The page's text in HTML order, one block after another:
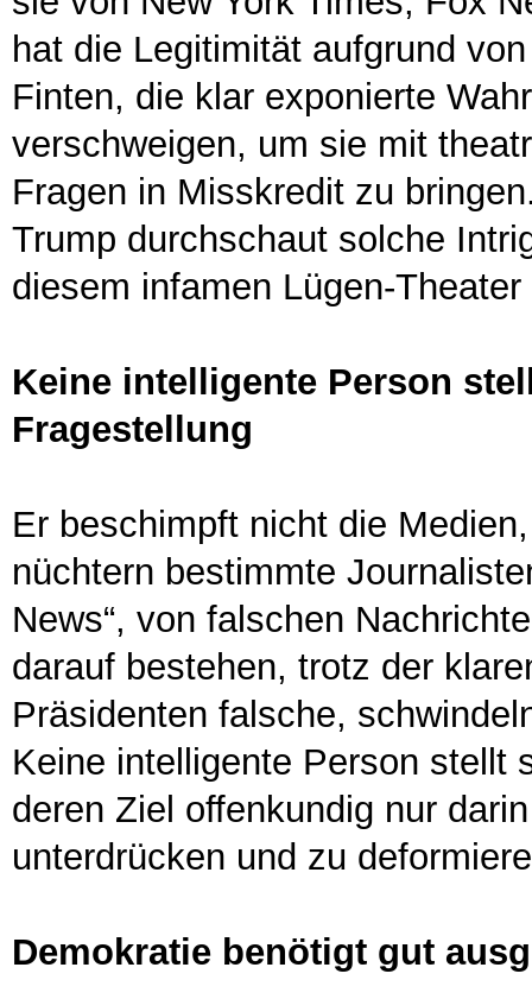
hat die Legitimität aufgrund
Finten, die klar exponierte
verschweigen, um sie mit
Fragen in Misskredit zu
Trump durchschaut solche
diesem infamen Lügen-
Keine intelligente Person
Fragestellung
Er beschimpft nicht die
nüchtern bestimmte
News“, von falschen
darauf bestehen, trotz der
Präsidenten falsche,
Keine intelligente Person stellt
deren Ziel offenkundig nur
unterdrücken und zu
Demokratie benötigt gut